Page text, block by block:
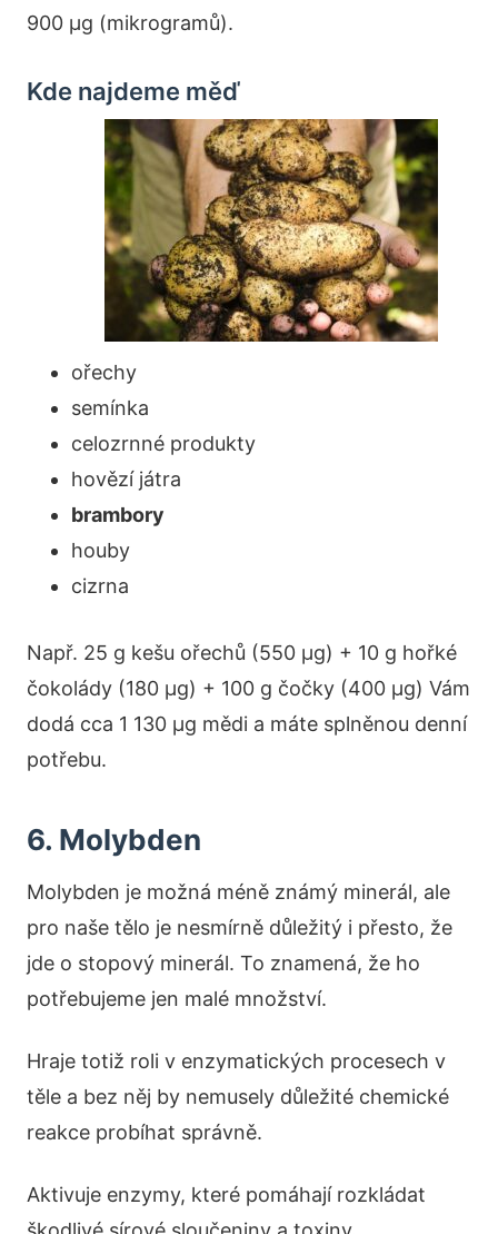
900 µg (mikrogramů).
Kde najdeme měď
ořechy
semínka
celozrnné produkty
hovězí játra
brambory
houby
cizrna
Např. 25 g kešu ořechů (550 µg) + 10 g hořké
čokolády (180 µg) + 100 g čočky (400 µg) Vám
dodá cca 1 130 µg mědi a máte splněnou denní
potřebu.
6. Molybden
Molybden je možná méně známý minerál, ale
pro naše tělo je nesmírně důležitý i přesto, že
jde o stopový minerál. To znamená, že ho
potřebujeme jen malé množství.
Hraje totiž roli v enzymatických procesech v
těle a bez něj by nemusely důležité chemické
reakce probíhat správně.
Aktivuje enzymy, které pomáhají rozkládat